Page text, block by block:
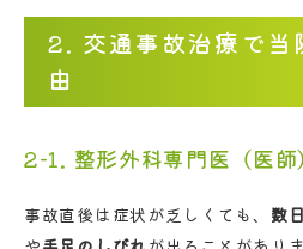
2. 交通事故治療で当
由
2-1. 整形外科専門医（医
事故直後は症状が乏しくても、 数